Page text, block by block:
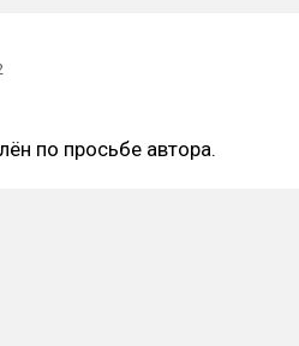
по просьбе автора.